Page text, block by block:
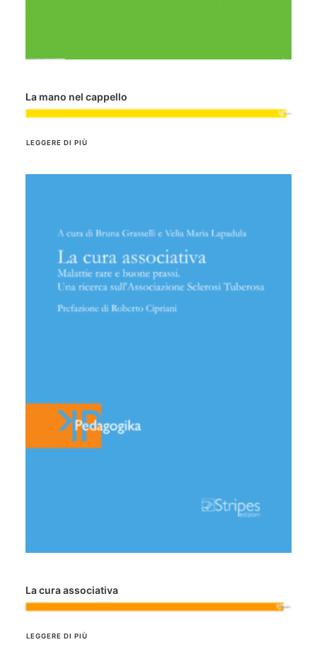
La mano nel cappello
LEGGERE DI PIÙ
La cura associativa
LEGGERE DI PIÙ